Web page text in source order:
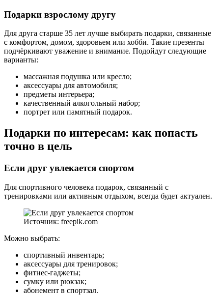
Подарки взрослому другу
Для друга старше 35 лет лучше выбирать подарки, связанные
с комфортом, домом, здоровьем или хобби. Такие презенты
подчёркивают уважение и внимание. Подойдут следующие
варианты:
массажная подушка или кресло;
аксессуары для автомобиля;
предметы интерьера;
качественный алкогольный набор;
портрет или памятный подарок.
Подарки по интересам: как попасть
точно в цель
Если друг увлекается спортом
Для спортивного человека подарок, связанный с
тренировками или активным отдыхом, всегда будет актуален.
Источник: freepik.com
Можно выбрать:
спортивный инвентарь;
аксессуары для тренировок;
фитнес-гаджеты;
сумку или рюкзак;
абонемент в спортзал.